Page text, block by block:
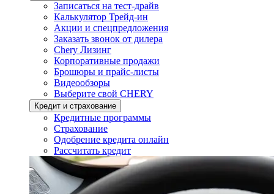
Записаться на тест-драйв
Калькулятор Трейд-ин
Акции и спецпредложения
Заказать звонок от дилера
Chery Лизинг
Корпоративные продажи
Брошюры и прайс-листы
Видеообзоры
Выберите свой CHERY
Кредит и страхование
Кредитные программы
Страхование
Одобрение кредита онлайн
Рассчитать кредит